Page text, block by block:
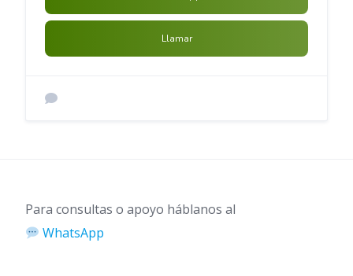
Llamar
Para consultas o apoyo háblanos al
WhatsApp